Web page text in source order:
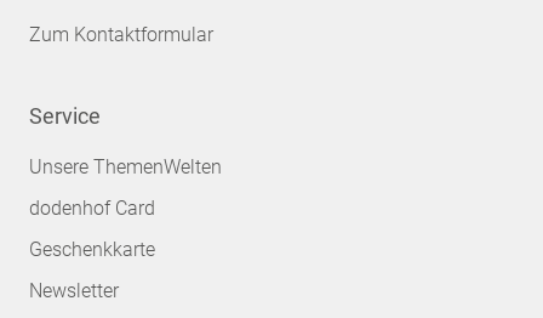
Zum Kontaktformular
Service
Unsere ThemenWelten
dodenhof Card
Geschenkkarte
Newsletter